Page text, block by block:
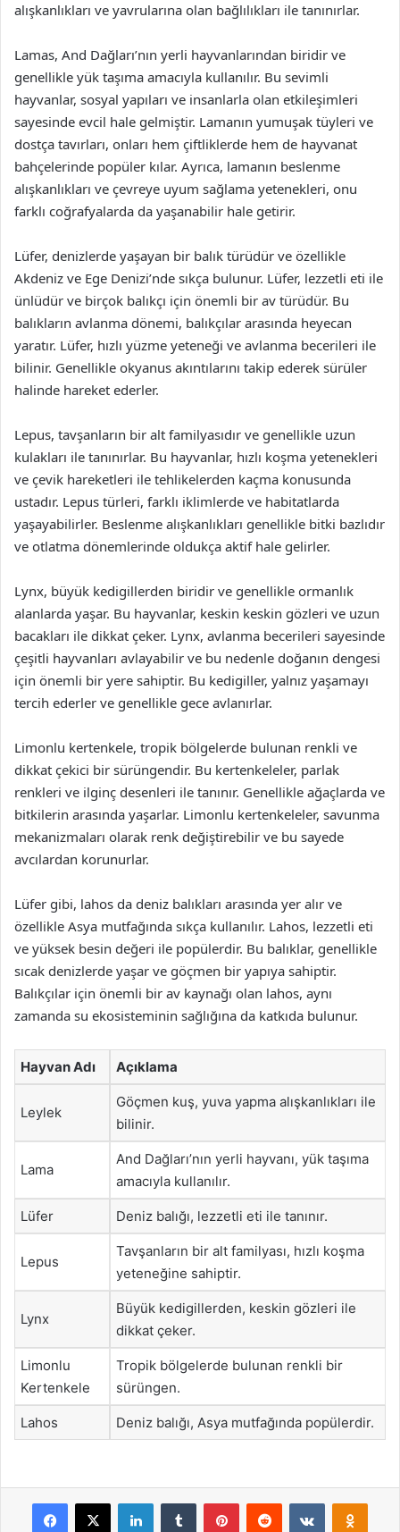
alışkanlıkları ve yavrularına olan bağlılıkları ile tanınırlar.
Lamas, And Dağları’nın yerli hayvanlarından biridir ve
genellikle yük taşıma amacıyla kullanılır. Bu sevimli
hayvanlar, sosyal yapıları ve insanlarla olan etkileşimleri
sayesinde evcil hale gelmiştir. Lamanın yumuşak tüyleri ve
dostça tavırları, onları hem çiftliklerde hem de hayvanat
bahçelerinde popüler kılar. Ayrıca, lamanın beslenme
alışkanlıkları ve çevreye uyum sağlama yetenekleri, onu
farklı coğrafyalarda da yaşanabilir hale getirir.
Lüfer, denizlerde yaşayan bir balık türüdür ve özellikle
Akdeniz ve Ege Denizi’nde sıkça bulunur. Lüfer, lezzetli eti ile
ünlüdür ve birçok balıkçı için önemli bir av türüdür. Bu
balıkların avlanma dönemi, balıkçılar arasında heyecan
yaratır. Lüfer, hızlı yüzme yeteneği ve avlanma becerileri ile
bilinir. Genellikle okyanus akıntılarını takip ederek sürüler
halinde hareket ederler.
Lepus, tavşanların bir alt familyasıdır ve genellikle uzun
kulakları ile tanınırlar. Bu hayvanlar, hızlı koşma yetenekleri
ve çevik hareketleri ile tehlikelerden kaçma konusunda
ustadır. Lepus türleri, farklı iklimlerde ve habitatlarda
yaşayabilirler. Beslenme alışkanlıkları genellikle bitki bazlıdır
ve otlatma dönemlerinde oldukça aktif hale gelirler.
Lynx, büyük kedigillerden biridir ve genellikle ormanlık
alanlarda yaşar. Bu hayvanlar, keskin keskin gözleri ve uzun
bacakları ile dikkat çeker. Lynx, avlanma becerileri sayesinde
çeşitli hayvanları avlayabilir ve bu nedenle doğanın dengesi
için önemli bir yere sahiptir. Bu kedigiller, yalnız yaşamayı
tercih ederler ve genellikle gece avlanırlar.
Limonlu kertenkele, tropik bölgelerde bulunan renkli ve
dikkat çekici bir sürüngendir. Bu kertenkeleler, parlak
renkleri ve ilginç desenleri ile tanınır. Genellikle ağaçlarda ve
bitkilerin arasında yaşarlar. Limonlu kertenkeleler, savunma
mekanizmaları olarak renk değiştirebilir ve bu sayede
avcılardan korunurlar.
Lüfer gibi, lahos da deniz balıkları arasında yer alır ve
özellikle Asya mutfağında sıkça kullanılır. Lahos, lezzetli eti
ve yüksek besin değeri ile popülerdir. Bu balıklar, genellikle
sıcak denizlerde yaşar ve göçmen bir yapıya sahiptir.
Balıkçılar için önemli bir av kaynağı olan lahos, aynı
zamanda su ekosisteminin sağlığına da katkıda bulunur.
Hayvan Adı Açıklama
Leylek
Göçmen kuş, yuva yapma alışkanlıkları ile
bilinir.
Lama
And Dağları’nın yerli hayvanı, yük taşıma
amacıyla kullanılır.
Lüfer Deniz balığı, lezzetli eti ile tanınır.
Lepus
Tavşanların bir alt familyası, hızlı koşma
yeteneğine sahiptir.
Lynx
Büyük kedigillerden, keskin gözleri ile
dikkat çeker.
Limonlu
Kertenkele
Tropik bölgelerde bulunan renkli bir
sürüngen.
Lahos Deniz balığı, Asya mutfağında popülerdir.
Facebook
X LinkedInTumblr PinterestReddit VKontakte